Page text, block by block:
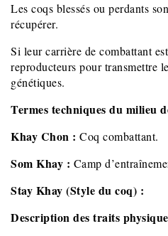
Les coqs blessés ou perdants
récupérer.
Si leur carrière de combattant
reproducteurs pour transmettre
génétiques.
Termes techniques du milieu
Khay Chon : Coq combattant.
Som Khay : Camp
Stay Khay (Style du coq) :
Description des traits